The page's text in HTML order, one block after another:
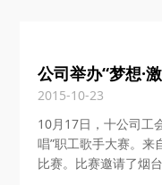
公司举办“梦想·
2015-10-23
10月17日，十公司工
唱”职工歌手大赛。来
比赛。比赛邀请了烟